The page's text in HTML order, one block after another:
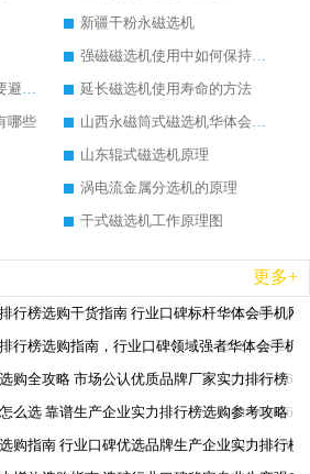
新疆干粉永磁选机
强磁磁选机使用中如何保持其顺畅运行
湿式磁选机的后期维护要避开哪些坑
延长磁选机使用寿命的方法
哪些
山西永磁筒式磁选机华体会手机网页版-华体会(中国)
山东辊式磁选机原理
涡电流金属分选机的原理
干式磁选机工作原理图
更多+
2026-06-26
行榜选购干货指南 行业口碑标杆华体会手机网
2026-06-26
行榜选购指南，行业口碑领域强者华体会手机
2026-06-26
购全攻略 市场公认优质品牌厂家实力排行榜
2026-06-26
么选 靠谱生产企业实力排行榜选购参考攻略
2026-06-26
购指南 行业口碑优选品牌生产企业实力排行榜